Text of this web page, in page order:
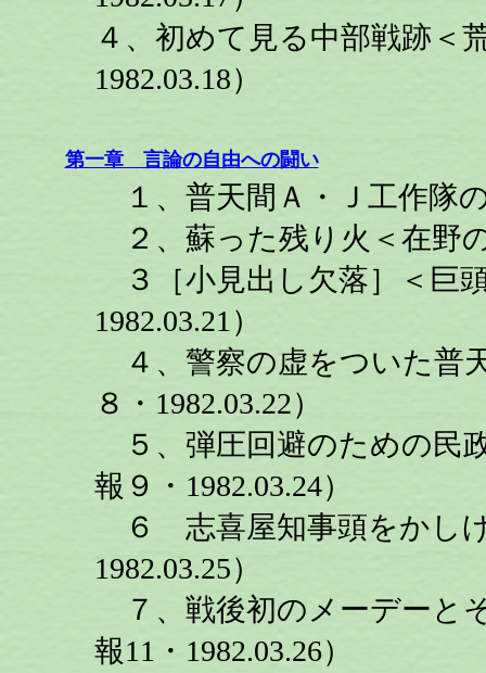
４、初めて見る中部戦跡＜
1982.03.18）
第一章 言論の自由への闘い
１、普天間Ａ・Ｊ工作隊
２、蘇った残り火＜在野
３［小見出し欠落］＜巨
1982.03.21）
４、警察の虚をついた普
８・1982.03.22）
５、弾圧回避のための民
報９・1982.03.24）
６ 志喜屋知事頭をかしげ
1982.03.25）
７、戦後初のメーデーと
報11・1982.03.26）